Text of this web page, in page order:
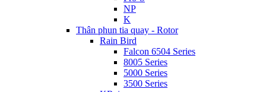
NP
K
Thân phun tia quay - Rotor
Rain Bird
Falcon 6504 Series
8005 Series
5000 Series
3500 Series